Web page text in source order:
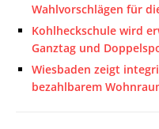
Wahlvorschlägen für
Kohlheckschule wird
Ganztag und
Wiesbaden zeigt
bezahlbarem